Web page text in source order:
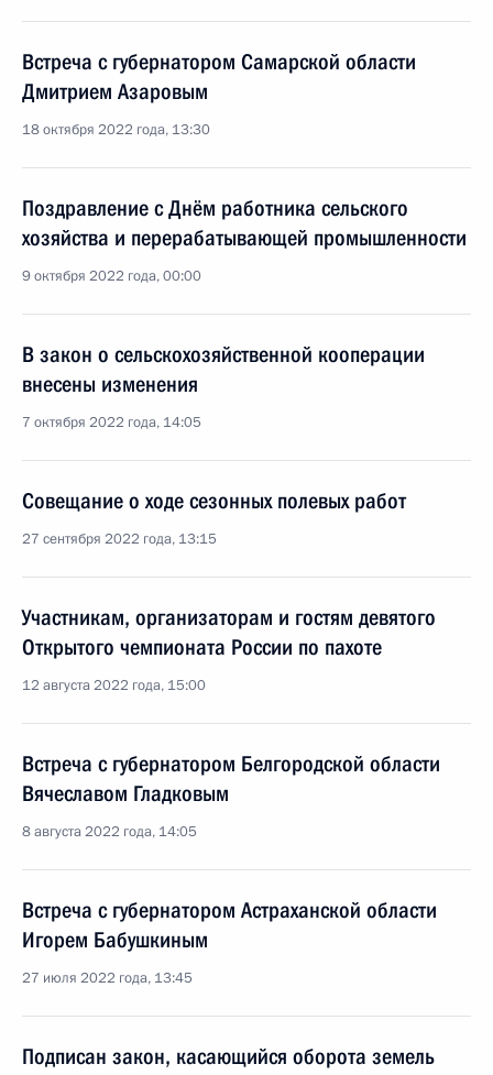
Встреча с губернатором Самарской области
Дмитрием Азаровым
18 октября 2022 года, 13:30
Поздравление с Днём работника сельского
хозяйства и перерабатывающей промышленности
9 октября 2022 года, 00:00
В закон о сельскохозяйственной кооперации
внесены изменения
7 октября 2022 года, 14:05
Совещание о ходе сезонных полевых работ
27 сентября 2022 года, 13:15
Участникам, организаторам и гостям девятого
Открытого чемпионата России по пахоте
12 августа 2022 года, 15:00
Встреча с губернатором Белгородской области
Вячеславом Гладковым
8 августа 2022 года, 14:05
Встреча с губернатором Астраханской области
Игорем Бабушкиным
27 июля 2022 года, 13:45
Подписан закон, касающийся оборота земель